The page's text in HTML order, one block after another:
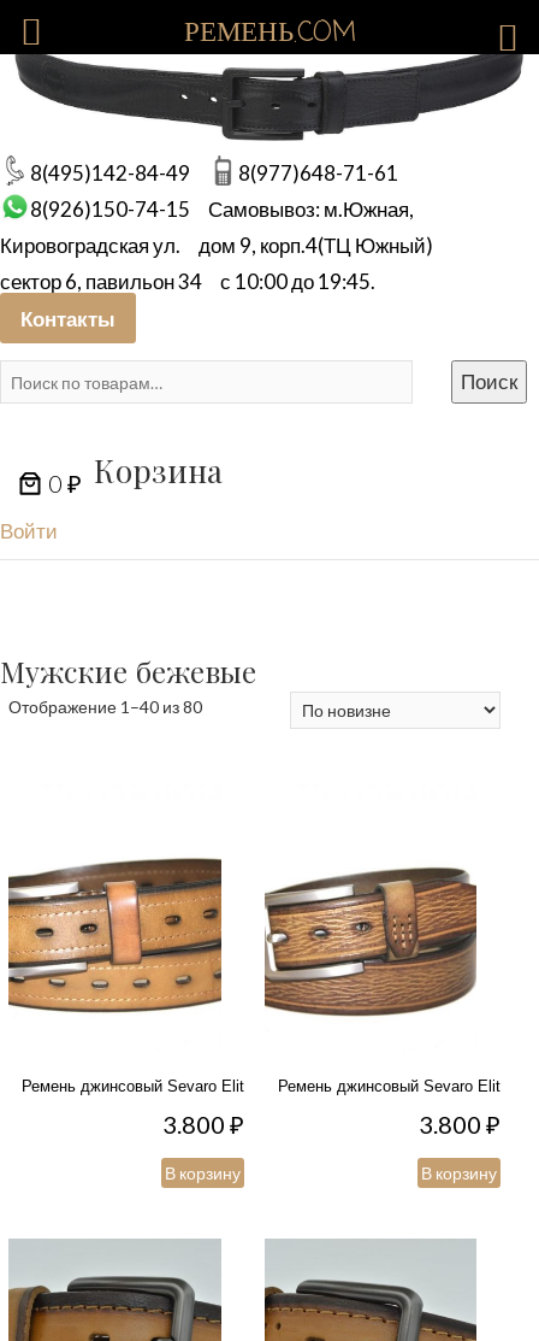
8(495)142-84-49
8(977)648-71-61
8(926)150-74-15
Самовывоз: м.Южная,
Кировоградская ул.
дом 9, корп.4(ТЦ Южный)
сектор 6, павильон 34
с 10:00 до 19:45.
Контакты
Искать:
Поиск
0 ₽
Войти
Корзина
Мужские бежевые
Отображение 1–40 из 80Сортировка:
Ремень джинсовый Sevaro Elit
3.800₽
В корзину
Ремень джинсовый Sevaro Elit
3.800₽
В корзину
РЕМЕНЬ.COM